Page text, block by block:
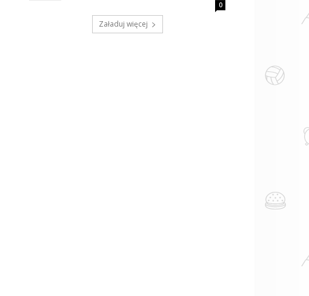
0
Załaduj więcej